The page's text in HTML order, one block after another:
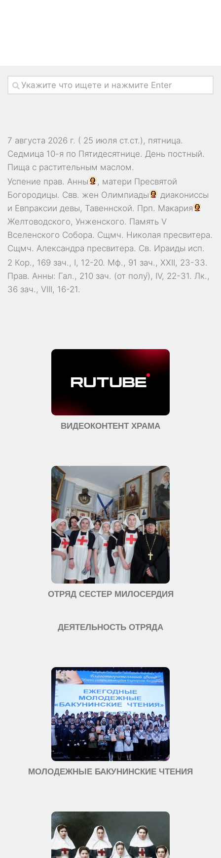
7 августа 2026 г. ( 25 июля ст.ст.), пятница.
Седмица 10-я по Пятидесятнице. День постный.
Пища с растительным маслом.
Успение прав. Анны
, матери Пресвятой
Богородицы. Свв. жен Олимпиады
диакониссы
и Евпраксии девы, Тавеннской. Прп. Макария
Желтоводского, Унженского. Память V
Вселенского Собора. Сщмч. Николая пресвитера.
Сщмч. Александра пресвитера. Св. Ираиды исп.
2 Кор., 169 зач., I, 12-20. Мф., 91 зач., XXII, 23-33.
Прав. Анны: Гал., 210 зач. (от полу́), IV, 22-31. Лк.,
36 зач., VIII, 16-21.
ВИДЕОКОНТЕНТ ХРАМА
ОТРЯД СЕСТЕР МИЛОСЕРДИЯ
ДЕЯТЕЛЬНОСТЬ ОТРЯДА
МОЛОДЕЖНЫЕ БАКУНИНСКИЕ ЧТЕНИЯ